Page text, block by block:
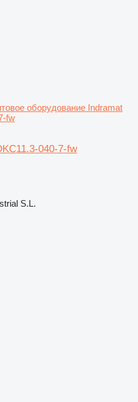
оборудование Indramat
fw
040-7-fw
S.L.